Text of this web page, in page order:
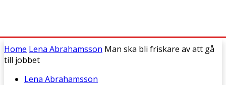
Home Lena Abrahamsson Man ska bli friskare av att gå
till jobbet
Lena Abrahamsson